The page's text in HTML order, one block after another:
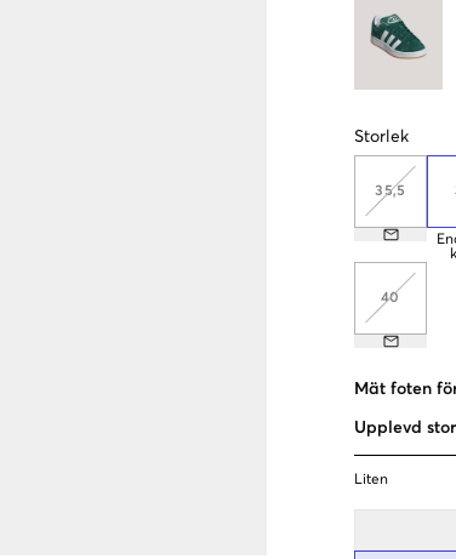
Storlek
35,5
40
Mät foten
Upplevd
Liten